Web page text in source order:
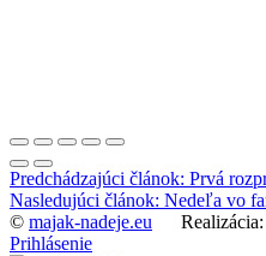
Predchádzajúci článok: Prvá
Nasledujúci článok: Nedeľa vo
© majak-nadeje.eu Realizácia:
Prihlásenie